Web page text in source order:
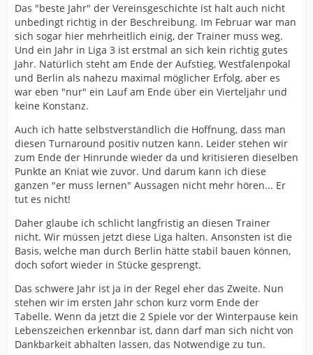
Das "beste Jahr" der Vereinsgeschichte ist halt auch nicht
unbedingt richtig in der Beschreibung. Im Februar war man
sich sogar hier mehrheitlich einig, der Trainer muss weg.
Und ein Jahr in Liga 3 ist erstmal an sich kein richtig gutes
Jahr. Natürlich steht am Ende der Aufstieg, Westfalenpokal
und Berlin als nahezu maximal möglicher Erfolg, aber es
war eben "nur" ein Lauf am Ende über ein Vierteljahr und
keine Konstanz.
Auch ich hatte selbstverständlich die Hoffnung, dass man
diesen Turnaround positiv nutzen kann. Leider stehen wir
zum Ende der Hinrunde wieder da und kritisieren dieselben
Punkte an Kniat wie zuvor. Und darum kann ich diese
ganzen "er muss lernen" Aussagen nicht mehr hören... Er
tut es nicht!
Daher glaube ich schlicht langfristig an diesen Trainer
nicht. Wir müssen jetzt diese Liga halten. Ansonsten ist die
Basis, welche man durch Berlin hätte stabil bauen können,
doch sofort wieder in Stücke gesprengt.
Das schwere Jahr ist ja in der Regel eher das Zweite. Nun
stehen wir im ersten Jahr schon kurz vorm Ende der
Tabelle. Wenn da jetzt die 2 Spiele vor der Winterpause kein
Lebenszeichen erkennbar ist, dann darf man sich nicht von
Dankbarkeit abhalten lassen, das Notwendige zu tun.